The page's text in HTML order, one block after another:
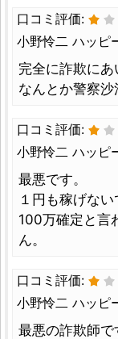
口コミ評価:
小野怜二 ハッピ
完全に詐欺にあ
なんとか警察沙
口コミ評価:
小野怜二 ハッピ
最悪です。
１円も稼げない
100万確定と言
ん。
口コミ評価:
小野怜二 ハッピ
最悪の詐欺師で